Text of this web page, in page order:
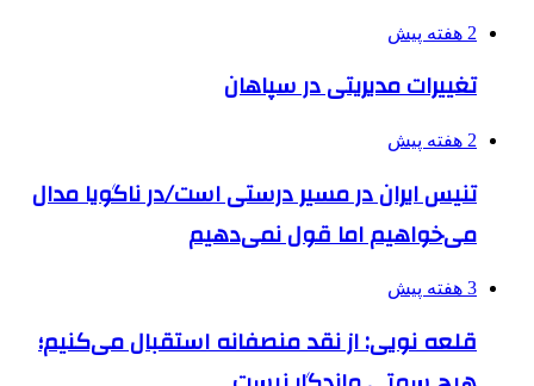
2 هفته پیش
تغییرات مدیریتی در سپاهان
2 هفته پیش
تنیس ایران در مسیر درستی است/در ناگویا مدال
می‌خواهیم اما قول نمی‌دهیم
3 هفته پیش
قلعه نویی: از نقد منصفانه استقبال می‌کنیم؛